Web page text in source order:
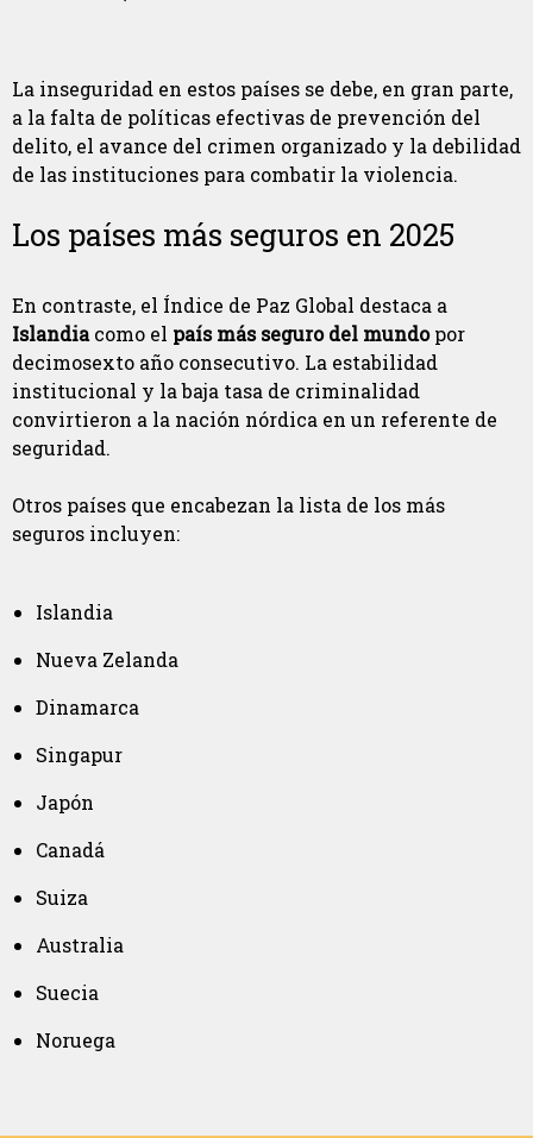
La inseguridad en estos países se debe, en gran parte,
a la falta de políticas efectivas de prevención del
delito, el avance del crimen organizado y la debilidad
de las instituciones para combatir la violencia.
Los países más seguros en 2025
En contraste, el Índice de Paz Global destaca a
Islandiacomo el país más seguro del mundopor
decimosexto año consecutivo. La estabilidad
institucional y la baja tasa de criminalidad
convirtieron a la nación nórdica en un referente de
seguridad.
Otros países que encabezan la lista de los más
seguros incluyen:
Islandia
Nueva Zelanda
Dinamarca
Singapur
Japón
Canadá
Suiza
Australia
Suecia
Noruega